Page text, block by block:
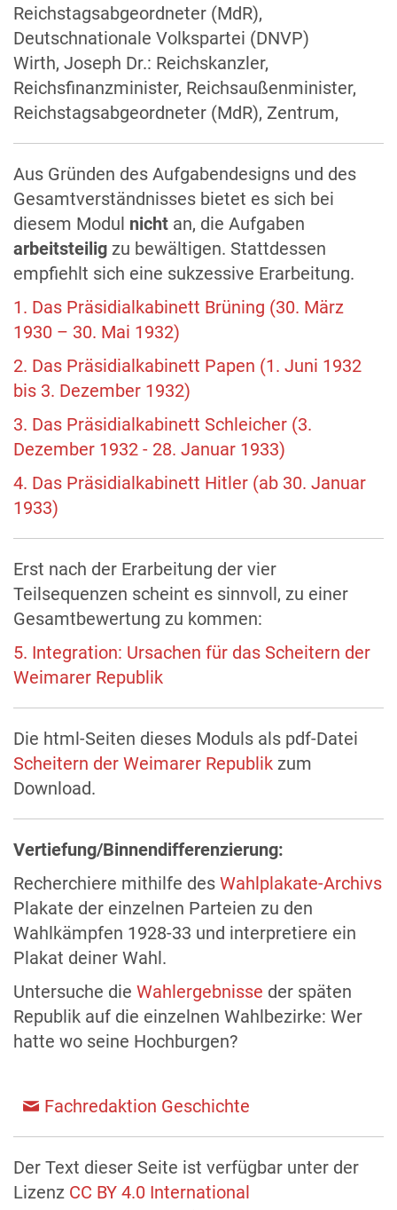
Reichstagsabgeordneter (MdR),
Deutschnationale Volkspartei (DNVP)
Wirth, Joseph Dr.: Reichskanzler,
Reichsfinanzminister, Reichsaußenminister,
Reichstagsabgeordneter (MdR), Zentrum,
Aus Gründen des Aufgabendesigns und des
Gesamtverständnisses bietet es sich bei
diesem Modul nicht an, die Aufgaben
arbeitsteilig zu bewältigen. Stattdessen
empfiehlt sich eine sukzessive Erarbeitung.
1. Das Präsidialkabinett Brüning (30. März
1930 – 30. Mai 1932)
2. Das Präsidialkabinett Papen (1. Juni 1932
bis 3. Dezember 1932)
3. Das Präsidialkabinett Schleicher (3.
Dezember 1932 - 28. Januar 1933)
4. Das Präsidialkabinett Hitler (ab 30. Januar
1933)
Erst nach der Erarbeitung der vier
Teilsequenzen scheint es sinnvoll, zu einer
Gesamtbewertung zu kommen:
5. Integration: Ursachen für das Scheitern der
Weimarer Republik
Die html-Seiten dieses Moduls als pdf-Datei
Scheitern der Weimarer Republik zum
Download.
Vertiefung/Binnendifferenzierung:
Recherchiere mithilfe des Wahlplakate-Archivs
Plakate der einzelnen Parteien zu den
Wahlkämpfen 1928-33 und interpretiere ein
Plakat deiner Wahl.
Untersuche die Wahlergebnisse der späten
Republik auf die einzelnen Wahlbezirke: Wer
hatte wo seine Hochburgen?
Fachredaktion Geschichte
Der Text dieser Seite ist verfügbar unter der
Lizenz CC BY 4.0 International